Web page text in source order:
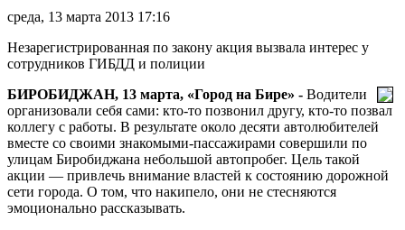
среда, 13 марта 2013 17:16
Незарегистрированная по закону акция вызвала интерес у
сотрудников ГИБДД и полиции
БИРОБИДЖАН, 13 марта, «Город на Бире» - Водители
организовали себя сами: кто-то позвонил другу, кто-то позвал
коллегу с работы. В результате около десяти автолюбителей
вместе со своими знакомыми-пассажирами совершили по
улицам Биробиджана небольшой автопробег. Цель такой
акции — привлечь внимание властей к состоянию дорожной
сети города. О том, что накипело, они не стесняются
эмоционально рассказывать.